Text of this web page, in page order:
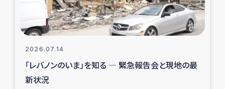
2026.07.14
「レバノンのいま」を知る ― 緊急報告会と現地の最
新状況